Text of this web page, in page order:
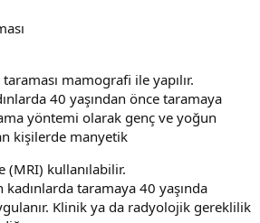
mamografi ile yapılır.
40 yaşından önce taramaya
yöntemi olarak genç ve yoğun
kişilerde manyetik
(MRI) kullanılabilir.
taramaya 40 yaşında
Klinik ya da radyolojik gereklilik